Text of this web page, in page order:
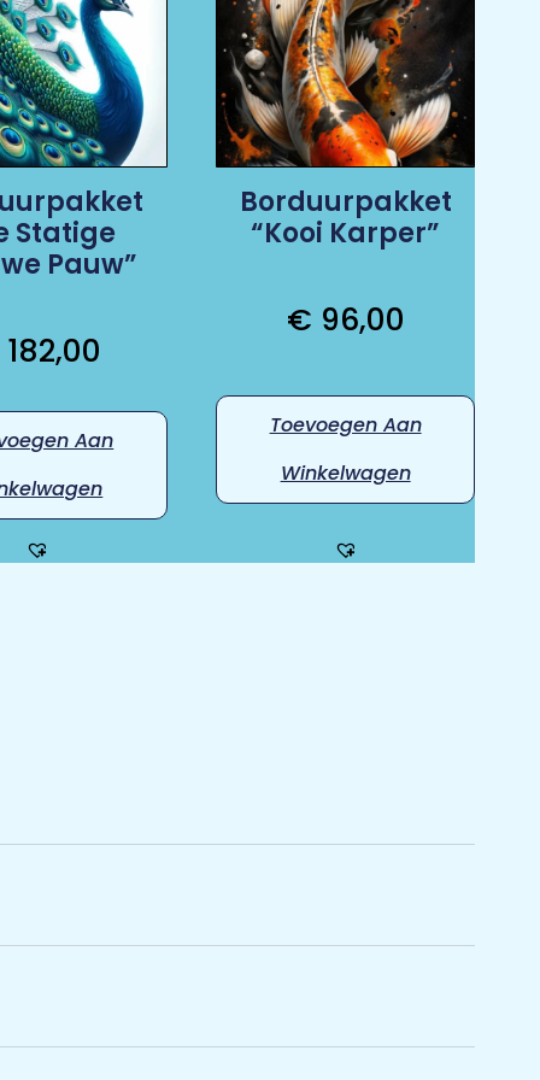
Statige
Pauw”
182,00
Aan
Borduurpakket
“Kooi Karper”
€ 96,00
Toevoegen Aan
Winkelwagen